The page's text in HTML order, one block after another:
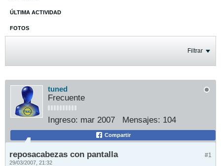
ÚLTIMA ACTIVIDAD
FOTOS
Filtrar
tuned
Frecuente
Ingreso: mar 2007 Mensajes: 104
Compartir
#1
reposacabezas con pantalla
29/03/2007, 21:32